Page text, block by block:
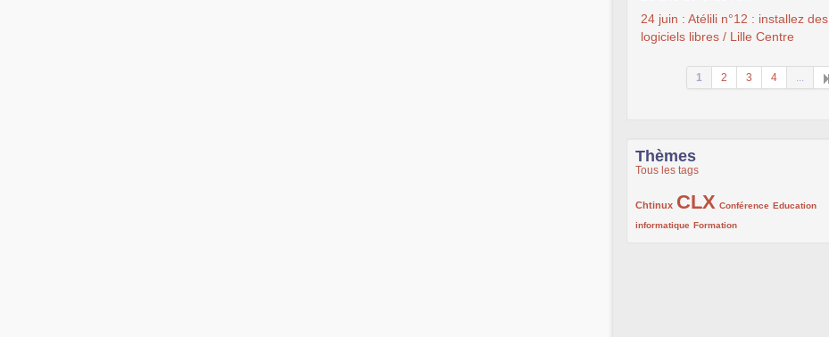
24 juin : Atélili n°12 : installez des
logiciels libres / Lille Centre
1 2 3 4 ...
Thèmes
Tous les tags
Chtinux
222/1002CLX
1002/1002 Conférence
132/1002
Education
informatique
119/1002 Formation
168/1002